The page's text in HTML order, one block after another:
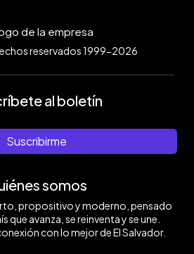
reservados 1999-2026
al boletín
Suscribirme
somos
propositivo y moderno, pensado
que avanza, se reinventa y se une.
con lo mejor de El Salvador.